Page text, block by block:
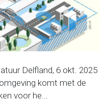
Delfland, 6 okt. 2025
komt met de
voor he...